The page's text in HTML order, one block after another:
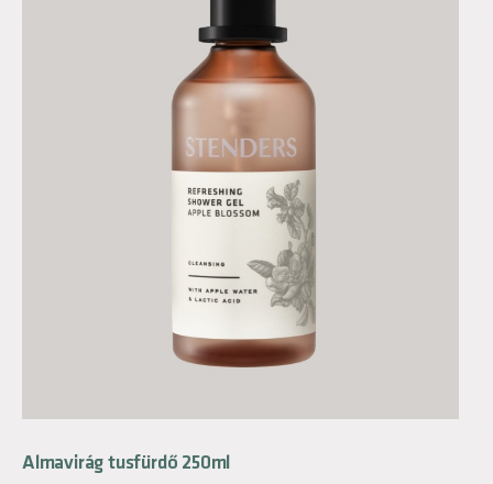
Almavirág tusfürdő 250ml